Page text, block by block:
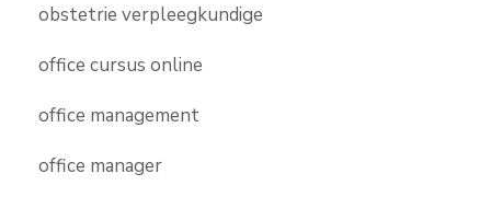
obstetrie verpleegkundige
office cursus online
office management
office manager